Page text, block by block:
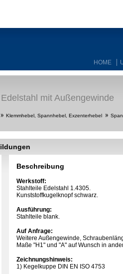
HOME
mit Außengewinde
Klemmhebel, Spannhebel, Exzenterhebel
Beschreibung
Werkstoff:
Stahlteile Edelstahl 1.4305.
Kunststoffkugelknopf schwarz.
Ausführung:
Stahlteile blank.
Auf Anfrage:
Weitere Außengewinde,
Maße "H1" und "A" auf Wunsch in
Zeichnungshinweis:
1) Kegelkuppe DIN EN ISO 4753